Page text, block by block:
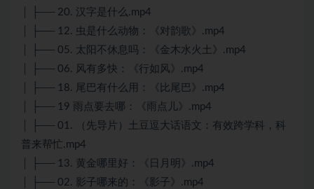
│ ├── 20. 汉字是什么.mp4
│ ├── 12. 虫是什么动物：《对韵歌》.mp4
│ ├── 05. 太阳不休息吗：《金木水火土》.mp4
│ ├── 06. 风有多快：《行如风》.mp4
│ ├── 18. 尾巴有什么用：《比尾巴》.mp4
│ ├── 19 雨点要去哪：《雨点儿》.mp4
│ ├── 01. （先导片）土豆逗大话语文：有效跨学科，科
普来帮忙.mp4
│ ├── 13. 黄金哪里好：《日月明》.mp4
│ ├── 02. 影子哪来的：《影子》.mp4